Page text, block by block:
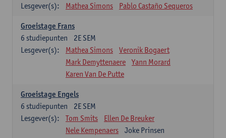
Lesgever(s):
Mathea Simons Pablo Castaño Sequeros
Groeistage Frans
2E SEM
6 studiepunten
Lesgever(s):
Mathea Simons
Veronik Bogaert
Mark Demyttenaere
Yann Morard
Karen Van De Putte
Groeistage Engels
2E SEM
6 studiepunten
Lesgever(s):
Tom Smits
Ellen De Breuker
Nele Kempenaers
Joke Prinsen